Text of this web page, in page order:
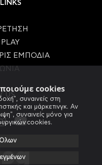
cookies
συναινείς στη
και μάρκετινγκ. Αν
συναινείς μόνο για
cookies.
ΕΜΠΟΔΙΑ
US